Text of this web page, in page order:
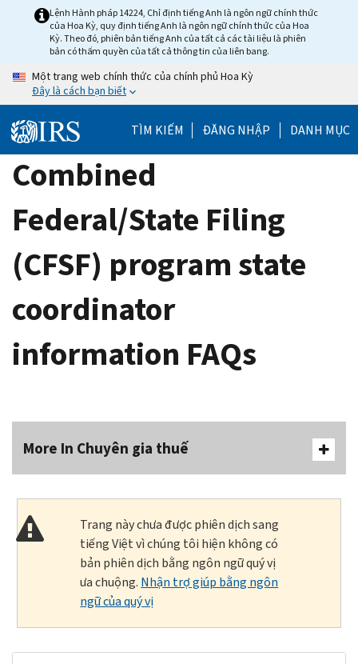
Lệnh Hành pháp 14224, Chỉ định tiếng Anh là ngôn ngữ chính thức
của Hoa Kỳ, quy định tiếng Anh là ngôn ngữ chính thức của Hoa
Kỳ. Theo đó, phiên bản tiếng Anh của tất cả các tài liệu là phiên
bản có thẩm quyền của tất cả thông tin của liên bang.
Một trang web chính thức của chính phủ Hoa Kỳ
Đây là cách bạn biết
TÌM KIẾM ĐĂNG NHẬP DANH MỤC
Combined
Federal/State Filing
(CFSF) program state
coordinator
information FAQs
More In Chuyên gia thuế
Trang này chưa được phiên dịch sang
tiếng Việt vì chúng tôi hiện không có
bản phiên dịch bằng ngôn ngữ quý vị
ưa chuộng. Nhận trợ giúp bằng ngôn
ngữ của quý vị